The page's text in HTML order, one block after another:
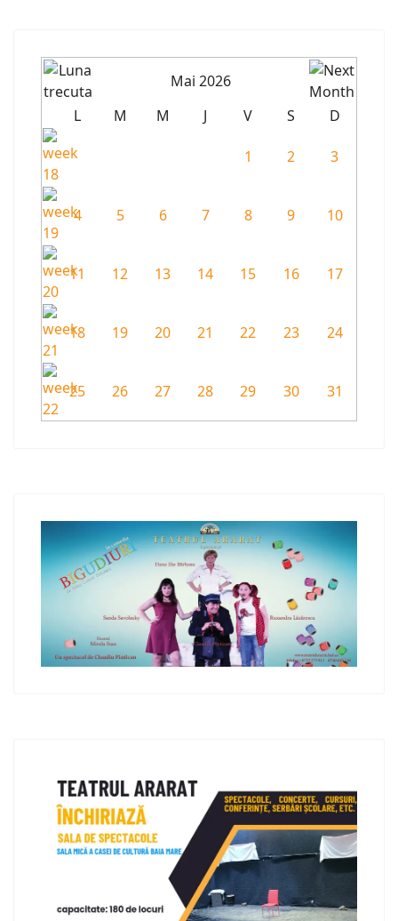
Mai 2026
L
M M J V S D
1 2 3
4 5 6 7 8 9 10
11 12 13 14 15 16 17
18 19 20 21 22 23 24
25 26 27 28 29 30 31